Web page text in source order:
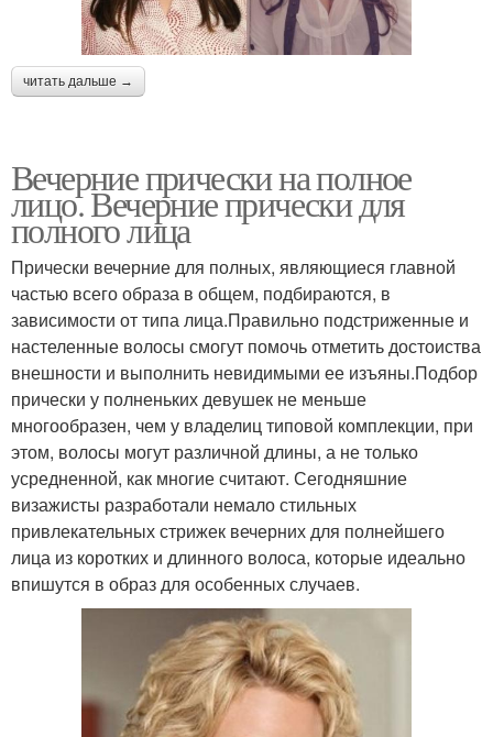
читать дальше →
Вечерние прически на полное
лицо. Вечерние прически для
полного лица
Прически вечерние для полных, являющиеся главной
частью всего образа в общем, подбираются, в
зависимости от типа лица.Правильно подстриженные и
настеленные волосы смогут помочь отметить достоиства
внешности и выполнить невидимыми ее изъяны.Подбор
прически у полненьких девушек не меньше
многообразен, чем у владелиц типовой комплекции, при
этом, волосы могут различной длины, а не только
усредненной, как многие считают. Сегодняшние
визажисты разработали немало стильных
привлекательных стрижек вечерних для полнейшего
лица из коротких и длинного волоса, которые идеально
впишутся в образ для особенных случаев.